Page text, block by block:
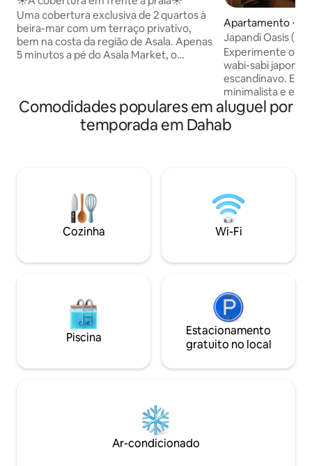
Uma cobertura exclusiva de 2 quartos à
beira-mar com um terraço privativo,
bem na costa da região de Asala. Apenas
5 minutos a pé do Asala Market, o
longo da praia. Aviso: Devido à alta
procura, geralmente não é possível
fazer check-in antecipado nem check-
a lei. Sem exceção.
Apartamento ⋅
Japandi Oasis
da praia)
Experimente o
wabi-sabi
escandinavo.
minimalista e
mar celebra a
naturais, tons de
artesanais.
passos de você e o ritmo relaxante do
mar enquanto
é mais do que
jornada para uma
Comodidades populares em aluguel por
temporada em Dahab
Cozinha Wi-Fi
Piscina
Estacionamento
gratuito no local
Ar-condicionado